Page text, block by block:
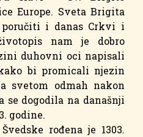
Europe. Sveta Brigita
i danas Crkvi i
nam je dobro
duhovni oci napisali
bi promicali njezin
svetom odmah nakon
se dogodila na današnji
godine.
rođena je 1303.